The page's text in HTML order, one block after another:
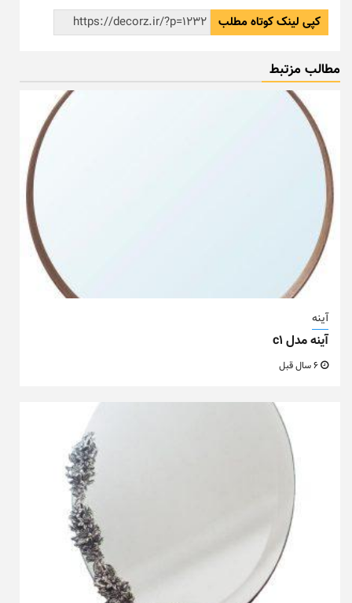
کپی لینک کوتاه مطلب
مطالب مزتبط
آینه
آینه مدل c1